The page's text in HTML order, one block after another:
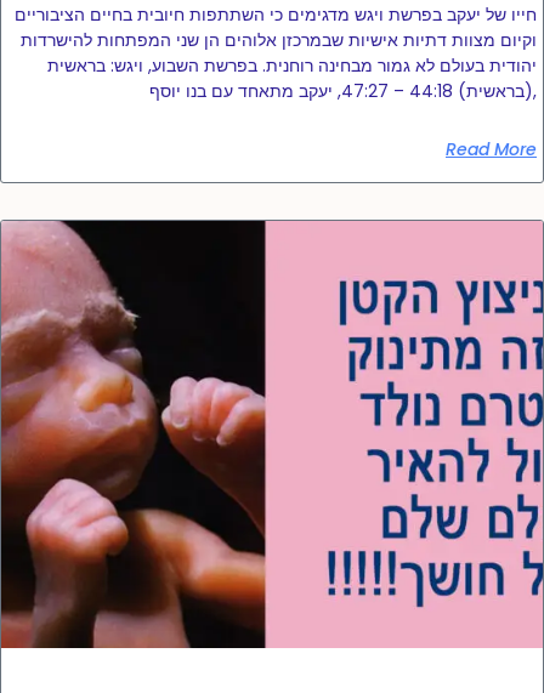
חייו של יעקב בפרשת ויגש מדגימים כי השתתפות חיובית בחיים הציבוריים
וקיום מצוות דתיות אישיות שבמרכזן אלוהים הן שני המפתחות להישרדות
יהודית בעולם לא גמור מבחינה רוחנית. בפרשת השבוע, ויגש: בראשית
(בראשית) 44:18 – 47:27, יעקב מתאחד עם בנו יוסף,
Read More